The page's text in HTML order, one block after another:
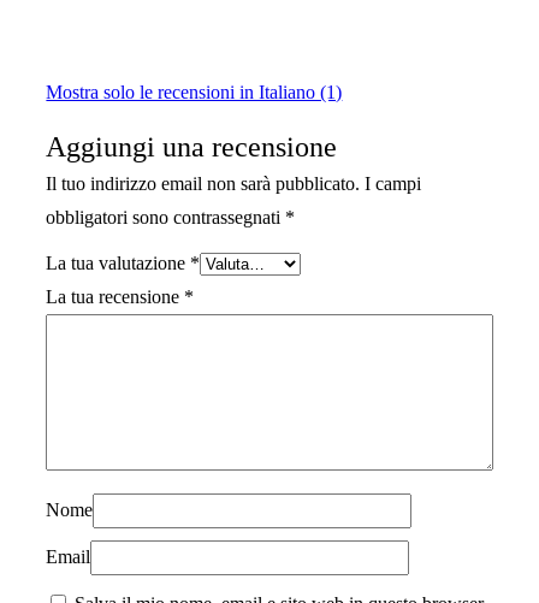
Mostra solo le recensioni in Italiano (1)
Aggiungi una recensione
Il tuo indirizzo email non sarà pubblicato. I campi
obbligatori sono contrassegnati *
La tua valutazione *
La tua recensione *
Nome
Email